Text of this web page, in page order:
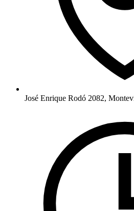
José Enrique Rodó 2082,